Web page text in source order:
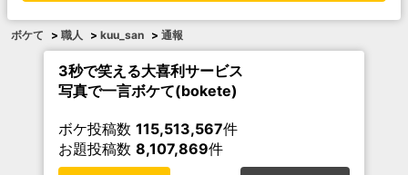
ボケて > 職人 > kuu_san > 通報
3秒で笑える大喜利サービス
写真で一言ボケて(bokete)
ボケ投稿数 115,513,567件
お題投稿数 8,107,869件